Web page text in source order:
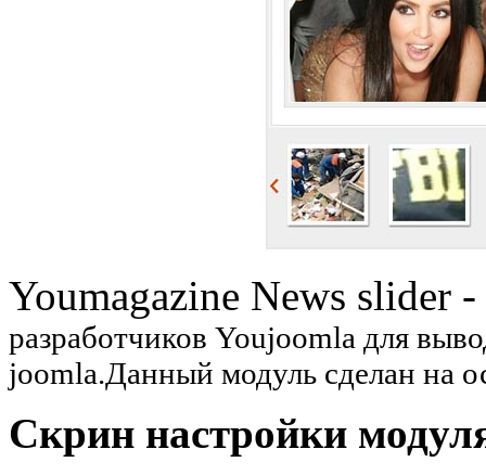
Youmagazine News slider -
разработчиков Youjoomla для
joomla.Данный модуль сделан на
Скрин настройки